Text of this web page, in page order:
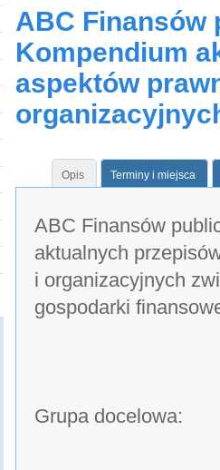
ABC Finansów
Kompendium
aspektów
Opis Terminy i miejsca
ABC Finansów
aktualnych
i organizacyjnych
gospodarki
Grupa docelowa: